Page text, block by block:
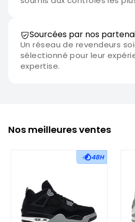
Sourcées par nos
Un réseau de revendeurs
sélectionné pour leur
expertise.
Nos meilleures ventes
48H